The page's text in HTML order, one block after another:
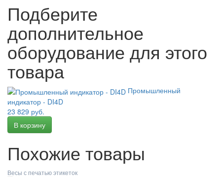
Подберите
дополнительное
оборудование для этого
товара
Промышленный
индикатор - DI4D
23 829 руб.
Похожие товары
Весы с печатью этикеток